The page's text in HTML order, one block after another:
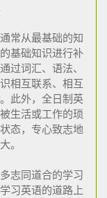
常从最基础的知
基础知识进行补
过词汇、语法、
相互联系、相互
此外，全日制英
生活或工作的琐
态，专心致志地
。
志同道合的学习
习英语的道路上